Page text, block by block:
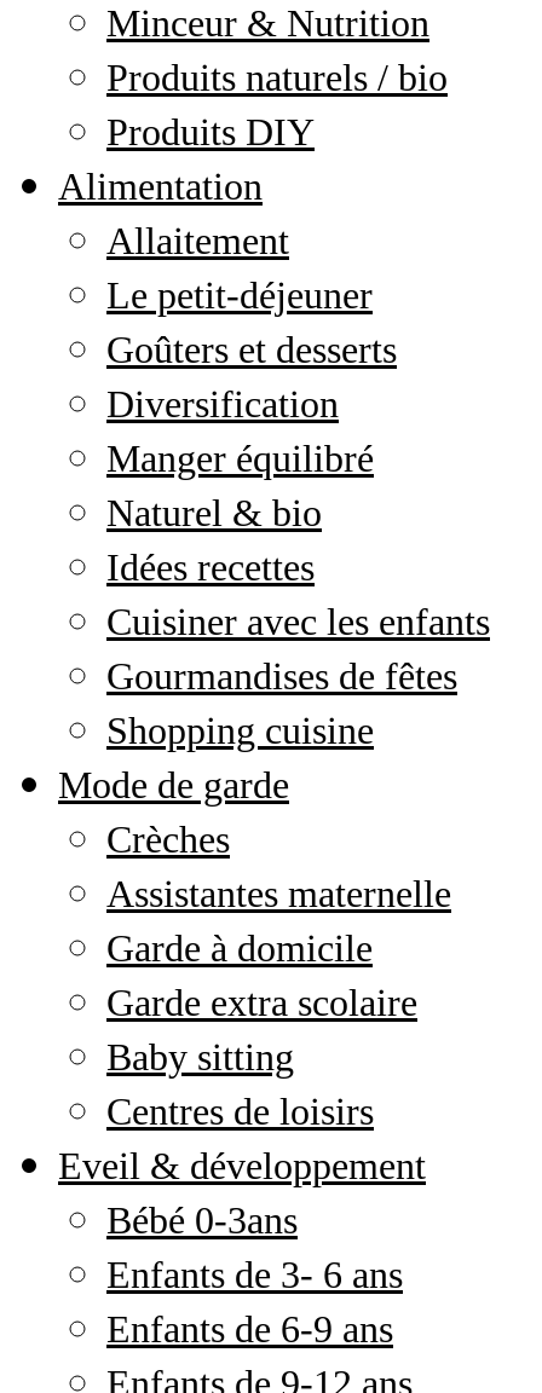
Minceur & Nutrition
Produits naturels / bio
Produits DIY
Alimentation
Allaitement
Le petit-déjeuner
Goûters et desserts
Diversification
Manger équilibré
Naturel & bio
Idées recettes
Cuisiner avec les enfants
Gourmandises de fêtes
Shopping cuisine
Mode de garde
Crèches
Assistantes maternelle
Garde à domicile
Garde extra scolaire
Baby sitting
Centres de loisirs
Eveil & développement
Bébé 0-3ans
Enfants de 3- 6 ans
Enfants de 6-9 ans
Enfants de 9-12 ans